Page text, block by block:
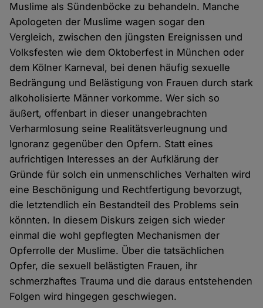
Muslime als Sündenböcke zu behandeln. Manche
Apologeten der Muslime wagen sogar den
Vergleich, zwischen den jüngsten Ereignissen und
Volksfesten wie dem Oktoberfest in München oder
dem Kölner Karneval, bei denen häufig sexuelle
Bedrängung und Belästigung von Frauen durch stark
alkoholisierte Männer vorkomme. Wer sich so
äußert, offenbart in dieser unangebrachten
Verharmlosung seine Realitätsverleugnung und
Ignoranz gegenüber den Opfern. Statt eines
aufrichtigen Interesses an der Aufklärung der
Gründe für solch ein unmenschliches Verhalten wird
eine Beschönigung und Rechtfertigung bevorzugt,
die letztendlich ein Bestandteil des Problems sein
könnten. In diesem Diskurs zeigen sich wieder
einmal die wohl gepflegten Mechanismen der
Opferrolle der Muslime. Über die tatsächlichen
Opfer, die sexuell belästigten Frauen, ihr
schmerzhaftes Trauma und die daraus entstehenden
Folgen wird hingegen geschwiegen.